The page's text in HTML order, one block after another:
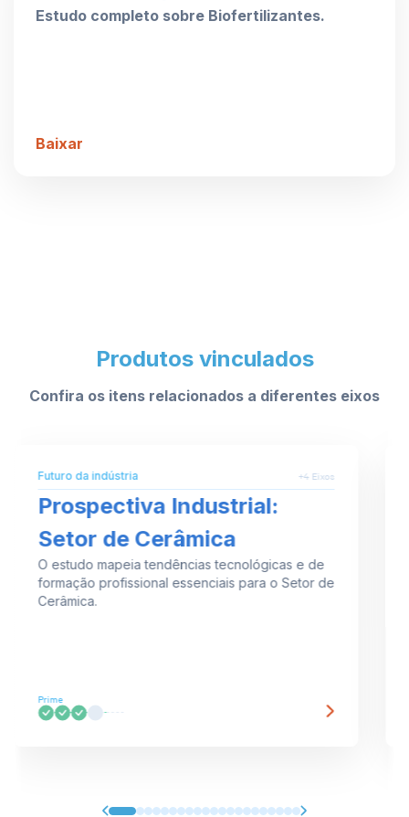
Estudo completo sobre Biofertilizantes.
Baixar
Produtos vinculados
Confira os itens relacionados a diferentes eixos
Futuro da indústria +4 Eixos
Prospectiva Industrial:
Setor de Cerâmica
O estudo mapeia tendências tecnológicas e de
formação profissional essenciais para o Setor de
Cerâmica.
Prime